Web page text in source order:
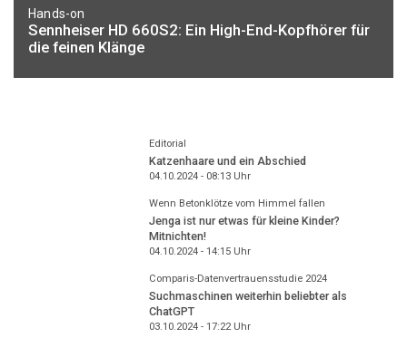
Hands-on
Sennheiser HD 660S2: Ein High-End-Kopfhörer für
die feinen Klänge
Editorial
Katzenhaare und ein Abschied
04.10.2024 - 08:13Uhr
Wenn Betonklötze vom Himmel fallen
Jenga ist nur etwas für kleine Kinder?
Mitnichten!
04.10.2024 - 14:15Uhr
Comparis-Datenvertrauensstudie 2024
Suchmaschinen weiterhin beliebter als
ChatGPT
03.10.2024 - 17:22Uhr